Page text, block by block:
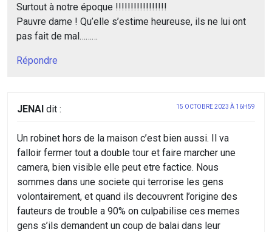
Surtout à notre époque !!!!!!!!!!!!!!!!!
Pauvre dame ! Qu’elle s’estime heureuse, ils ne lui ont
pas fait de mal………
Répondre
JENAI dit : 15 OCTOBRE 2023 À 16H59
Un robinet hors de la maison c’est bien aussi. Il va
falloir fermer tout a double tour et faire marcher une
camera, bien visible elle peut etre factice. Nous
sommes dans une societe qui terrorise les gens
volontairement, et quand ils decouvrent l’origine des
fauteurs de trouble a 90% on culpabilise ces memes
gens s’ils demandent un coup de balai dans leur